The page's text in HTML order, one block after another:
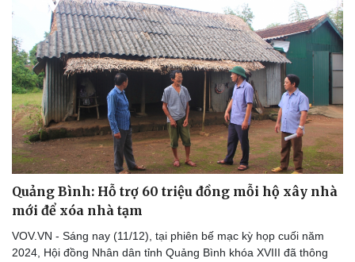
Quảng Bình: Hỗ trợ 60 triệu đồng mỗi hộ xây nhà
mới để xóa nhà tạm
VOV.VN - Sáng nay (11/12), tại phiên bế mạc kỳ họp cuối năm
2024, Hội đồng Nhân dân tỉnh Quảng Bình khóa XVIII đã thông